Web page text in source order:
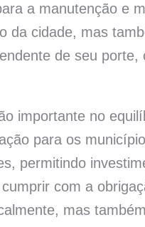
a manutenção e
da cidade, mas
de seu
importante no
para os
permitindo
com a
mas